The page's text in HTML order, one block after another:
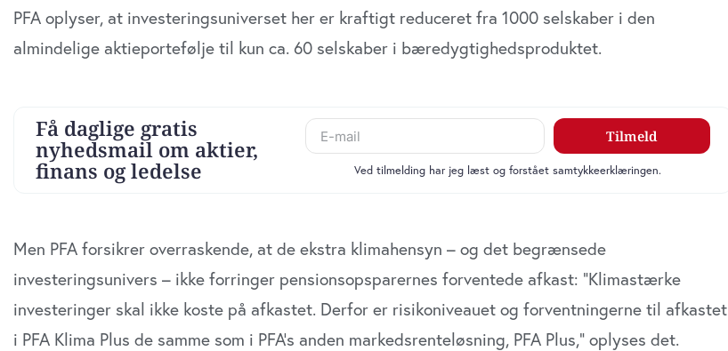
PFA oplyser, at investeringsuniverset her er kraftigt reduceret fra 1000 selskaber i den
almindelige aktieportefølje til kun ca. 60 selskaber i bæredygtighedsproduktet.
Men PFA forsikrer overraskende, at de ekstra klimahensyn – og det begrænsede
investeringsunivers – ikke forringer pensionsopsparernes forventede afkast: ”Klimastærke
investeringer skal ikke koste på afkastet. Derfor er risikoniveauet og forventningerne til afkastet
i PFA Klima Plus de samme som i PFA’s anden markedsrenteløsning, PFA Plus,” oplyses det.